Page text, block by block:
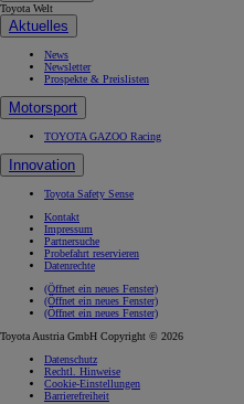
Toyota Welt
Aktuelles
News
Newsletter
Prospekte & Preislisten
Motorsport
TOYOTA GAZOO Racing
Innovation
Toyota Safety Sense
Kontakt
Impressum
Partnersuche
Probefahrt reservieren
Datenrechte
(Öffnet ein neues Fenster)
(Öffnet ein neues Fenster)
(Öffnet ein neues Fenster)
Toyota Austria GmbH Copyright © 2026
Datenschutz
Rechtl. Hinweise
Cookie-Einstellungen
Barrierefreiheit